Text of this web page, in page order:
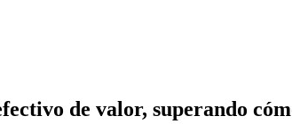
de valor, superando